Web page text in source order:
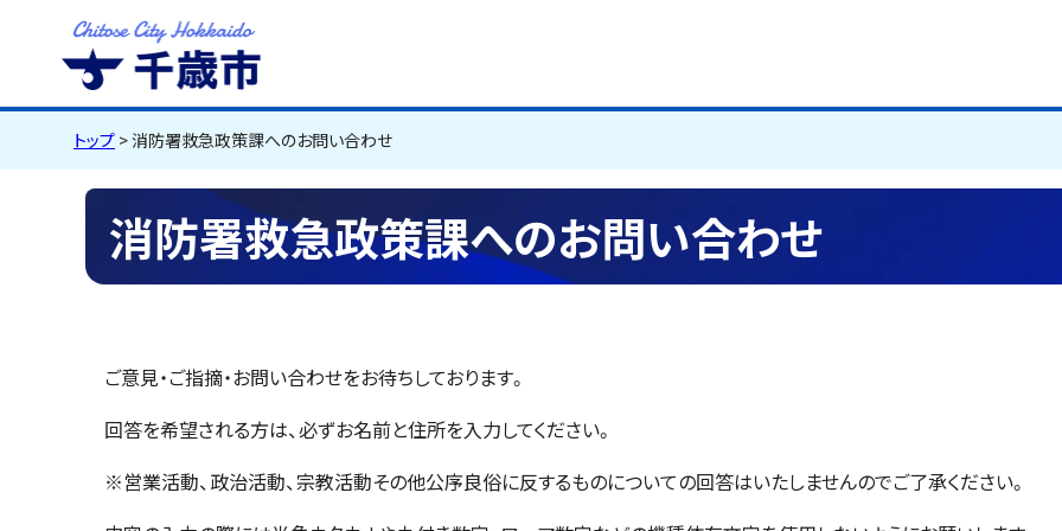
千歳市Chitose City
Hokkaido
トップ > 消防署救急政策課へのお問い合わせ
消防署救急政策課へのお問い合わせ
ご意見・ご指摘・お問い合わせをお待ちしております。
回答を希望される方は、必ずお名前と住所を入力してください。
※営業活動、政治活動、宗教活動その他公序良俗に反するものについての回答はいたしませんのでご了承ください。